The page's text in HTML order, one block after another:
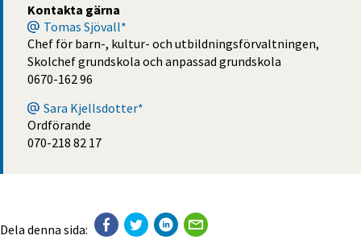
Kontakta gärna
Tomas Sjövall*
Chef för barn-, kultur- och utbildningsförvaltningen,
Skolchef grundskola och anpassad grundskola
0670-162 96
Sara Kjellsdotter*
Ordförande
070-218 82 17
Dela denna sida: